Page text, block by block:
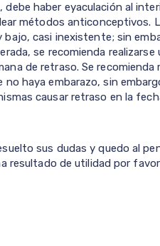
debe haber eyaculación al
métodos anticonceptivos.
bajo, casi inexistente; sin
se recomienda
de retraso. Se
no haya embarazo, sin
causar retraso en la
sus dudas y quedo al
resultado de utilidad por